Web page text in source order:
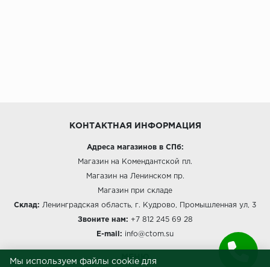
КОНТАКТНАЯ ИНФОРМАЦИЯ
Адреса магазинов в СПб:
Магазин на Комендантской пл.
Магазин на Ленинском пр.
Магазин при складе
Склад: Ленинградская область, г. Кудрово, Промышленная ул, 3
Звоните нам: +7 812 245 69 28
E-mail: info@ctom.su
МЕНЮ
Мы используем файлы cookie для